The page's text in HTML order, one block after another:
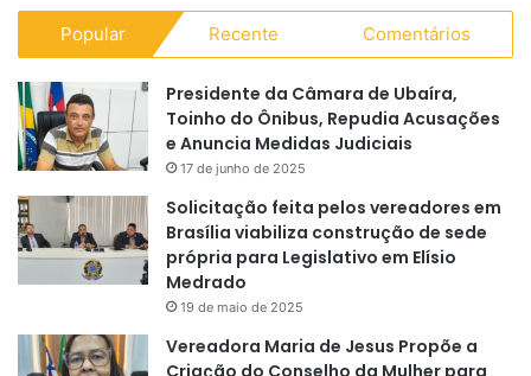
Popular Recente Comentários
Presidente da Câmara de Ubaíra,
Toinho do Ônibus, Repudia Acusações
e Anuncia Medidas Judiciais
17 de junho de 2025
Solicitação feita pelos vereadores em
Brasília viabiliza construção de sede
própria para Legislativo em Elísio
Medrado
19 de maio de 2025
Vereadora Maria de Jesus Propõe a
Criação do Conselho da Mulher para